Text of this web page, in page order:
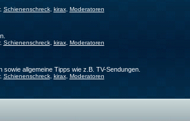
, Schienenschreck, kirax, Moderatoren
, Schienenschreck, kirax, Moderatoren
allgemeine Tipps wie z.B. TV-Sendungen.
, Schienenschreck, kirax, Moderatoren